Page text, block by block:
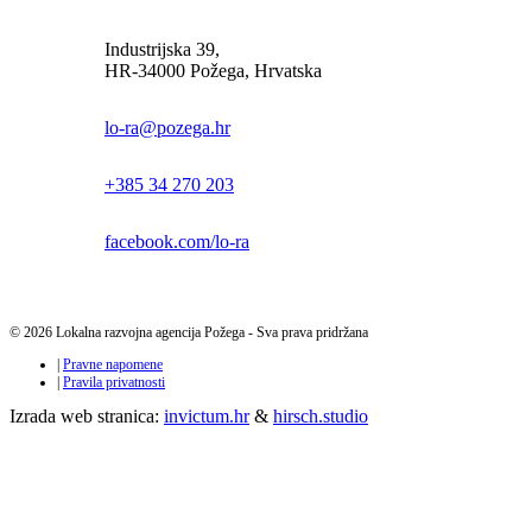
Industrijska 39,
HR-34000 Požega, Hrvatska
lo-ra@pozega.hr
+385 34 270 203
facebook.com/lo-ra
© 2026 Lokalna razvojna agencija Požega - Sva prava pridržana
Pravne napomene
Pravila privatnosti
Izrada web stranica: invictum.hr& hirsch.studio